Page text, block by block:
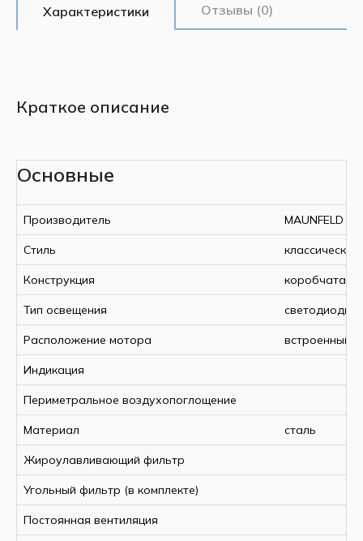
Характеристики Отзывы (0)
Краткое описание
Основные
Производитель MAUNFELD
Стиль классический
Конструкция коробчатая
Тип освещения
Расположение мотора встроенный
Индикация
Периметральное воздухопоглощение
Материал сталь
Жироулавливающий фильтр
Угольный фильтр (в комплекте)
Постоянная вентиляция